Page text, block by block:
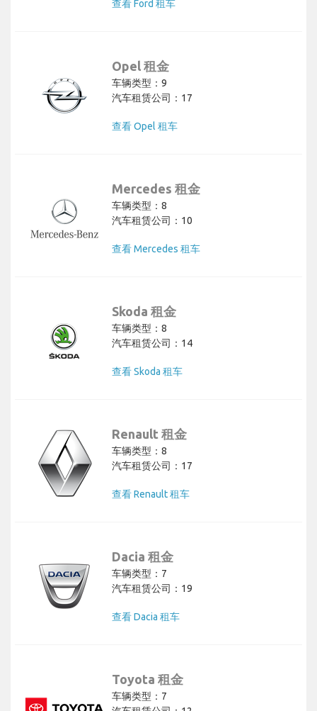
查看 Ford 租车
Opel 租金
车辆类型：9
汽车租赁公司：17
查看 Opel 租车
Mercedes 租金
车辆类型：8
汽车租赁公司：10
查看 Mercedes 租车
Skoda 租金
车辆类型：8
汽车租赁公司：14
查看 Skoda 租车
Renault 租金
车辆类型：8
汽车租赁公司：17
查看 Renault 租车
Dacia 租金
车辆类型：7
汽车租赁公司：19
查看 Dacia 租车
Toyota 租金
车辆类型：7